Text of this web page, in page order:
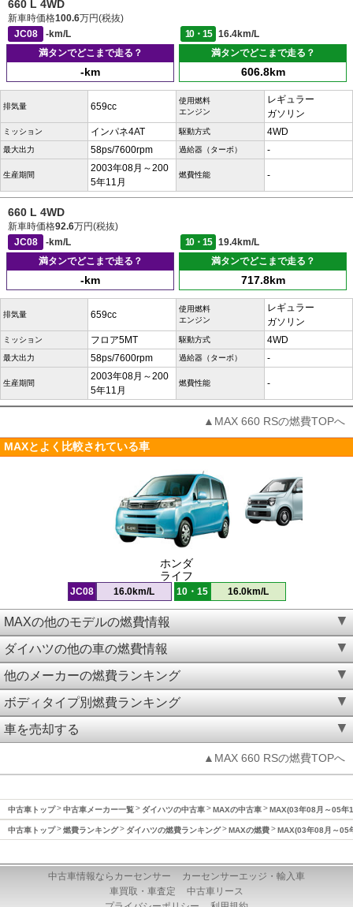
660 L 4WD
新車時価格100.6万円(税抜)
JC08
-km/L 10・15
16.4km/L
満タンでどこまで走る？
-km
満タンでどこまで走る？
606.8km
排気量 659cc
使用燃料
エンジン
レギュラー
ガソリン
ミッション インパネ4AT 駆動方式 4WD
最大出力 58ps/7600rpm 過給器（ターボ） -
生産期間
2003年08月～200
5年11月
燃費性能 -
660 L 4WD
新車時価格92.6万円(税抜)
JC08
-km/L 10・15
19.4km/L
満タンでどこまで走る？
-km
満タンでどこまで走る？
717.8km
排気量 659cc
使用燃料
エンジン
レギュラー
ガソリン
ミッション フロア5MT 駆動方式 4WD
最大出力 58ps/7600rpm 過給器（ターボ） -
生産期間
2003年08月～200
5年11月
燃費性能 -
▲MAX 660 RSの燃費TOPへ
MAXとよく比較されている車
ホンダ
ライフ
JC08 16.0km/L 10・15 16.0km/L
MAXの他のモデルの燃費情報
ダイハツの他の車の燃費情報
他のメーカーの燃費ランキング
ボディタイプ別燃費ランキング
車を売却する
▲MAX 660 RSの燃費TOPへ
中古車トップ 中古車メーカー一覧 ダイハツの中古車 MAXの中古車 MAX(03年08月～05年
中古車トップ 燃費ランキング ダイハツの燃費ランキング MAXの燃費 MAX(03年08月～05
中古車情報ならカーセンサー
カーセンサーエッジ・輸入車
車買取・車査定
中古車リース